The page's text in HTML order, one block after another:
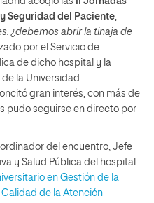
Seguridad del Paciente,
¿debemos abrir la tinaja de
por el Servicio de
de dicho hospital y la
la Universidad
gran interés, con más de
pudo seguirse en directo por
del encuentro, Jefe
y Salud Pública del hospital
en Gestión de la
de la Atención